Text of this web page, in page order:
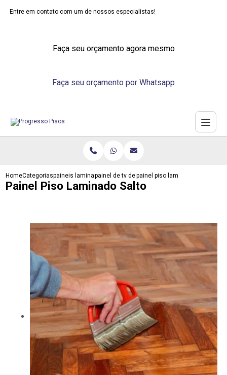
Entre em contato com um de nossos especialistas!
Faça seu orçamento agora mesmo
Faça seu orçamento por Whatsapp
HomeCategoriaspaineis laminadospainel de tv de laminadopainel piso laminado salto
Painel Piso Laminado Salto